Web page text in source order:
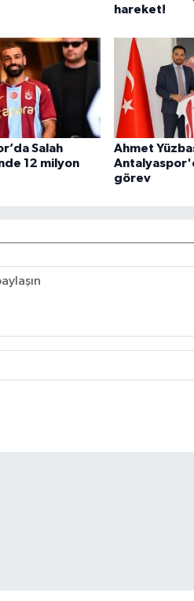
hareket!
Salah
12 milyon
Ahmet
görev